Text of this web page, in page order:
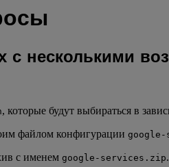
несколькими
, которые будут выбираться в
файлом конфигурации
с именем google-services.zip.